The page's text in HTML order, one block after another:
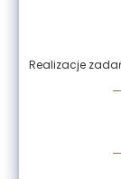
Realizacje